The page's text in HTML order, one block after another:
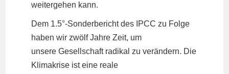
weitergehen kann.
Dem 1.5°-Sonderbericht des IPCC zu Folge
haben wir zwölf Jahre Zeit, um
unsere Gesellschaft radikal zu verändern. Die
Klimakrise ist eine reale